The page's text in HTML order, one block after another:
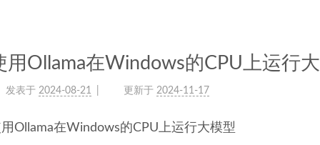
用Ollama在Windows的CPU上运行
发表于 2024-08-21 更新于 2024-11-17
Ollama在Windows的CPU上运行大模型